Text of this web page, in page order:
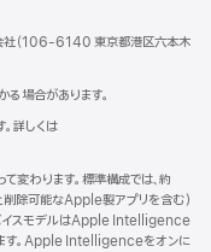
（106-6140 東京都港区六本木
る場合があります。
詳しくは
変わります。標準構成では、約
除可能なApple製アプリを含む）
イスモデルはApple Intelligence
ます。Apple Intelligenceをオンに